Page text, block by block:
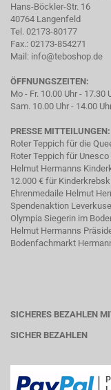
Hans-Böckler-Str. 16
40764 Langenfeld
Tel. 02173-80177
Fax.: 02173-854271
Mail: info@teboshop.de
ÖFFNUNGSZEITEN:
Mo - Fr. 10.00 Uhr - 17.30
Sam. 10.00 Uhr - 14.00
PRESSE MITTEILUNGEN:
Roter Teppich für die
Roter Teppich für
Helmut Hermanns
12.000 € für
Ehrenmedaile Helmut
Spendenaktion
Olympia Siegerin im
Helmut Hermanns
Bodenfachmarkt
SICHERES BEZAHLEN
SICHER BEZAHLEN